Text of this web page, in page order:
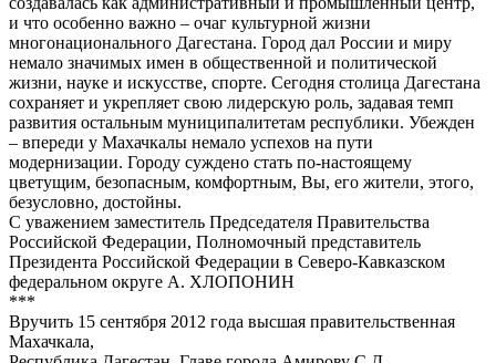
и что особенно важно – очаг культурной жизни
многонационального Дагестана. Город дал России и миру
немало значимых имен в общественной и политической
жизни, науке и искусстве, спорте. Сегодня столица Дагестана
сохраняет и укрепляет свою лидерскую роль, задавая темп
развития остальным муниципалитетам республики. Убежден
– впереди у Махачкалы немало успехов на пути
модернизации. Городу суждено стать по-настоящему
цветущим, безопасным, комфортным, Вы, его жители, этого,
безусловно, достойны.
С уважением заместитель Председателя Правительства
Российской Федерации, Полномочный представитель
Президента Российской Федерации в Северо-Кавказском
федеральном округе А. ХЛОПОНИН
***
Вручить 15 сентября 2012 года высшая правительственная
Махачкала,